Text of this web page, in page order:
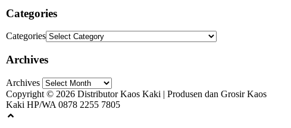
Categories
Categories
Archives
Archives
Copyright © 2026 Distributor Kaos Kaki | Produsen dan Grosir Kaos
Kaki HP/WA 0878 2255 7805